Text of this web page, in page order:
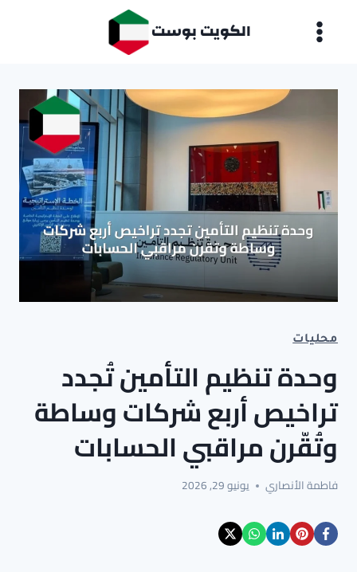
الكويت بوست
محليات
وحدة تنظيم التأمين تُجدد
تراخيص أربع شركات وساطة
وتُقّرن مراقبي الحسابات
فاطمة الأنصاري يونيو 29, 2026